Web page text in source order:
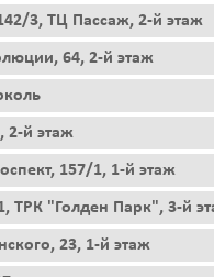
3, ТЦ Пассаж, 2-й этаж
64, 2-й этаж
2-й этаж
157/1, 1-й этаж
ТРК "Голден Парк", 3-й
23, 1-й этаж